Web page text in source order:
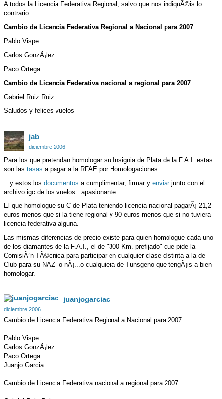
A todos la Licencia Federativa Regional, salvo que nos indiquÃ©is lo
contrario.
Cambio de Licencia Federativa Regional a Nacional para 2007
Pablo Vispe
Carlos GonzÃ¡lez
Paco Ortega
Cambio de Licencia Federativa nacional a regional para 2007
Gabriel Ruiz Ruiz
Saludos y felices vuelos
jab
diciembre 2006
Para los que pretendan homologar su Insignia de Plata de la F.A.I. estas
son las tasas a pagar a la RFAE por Homologaciones
...y estos los documentos a cumplimentar, firmar y enviar junto con el
archivo igc de los vuelos...apasionante.
El que homologue su C de Plata teniendo licencia nacional pagarÃ¡ 21,2
euros menos que si la tiene regional y 90 euros menos que si no tuviera
licencia federativa alguna.
Las mismas diferencias de precio existe para quien homologue cada uno
de los diamantes de la F.A.I., el de "300 Km. prefijado" que pide la
ComisiÃ³n TÃ©cnica para participar en cualquier clase distinta a la de
Club para su NAZI-o-nÃ¡...o cualquiera de Tunsgeno que tengÃ¡is a bien
homologar.
juanjogarciac
diciembre 2006
Cambio de Licencia Federativa Regional a Nacional para 2007
Pablo Vispe
Carlos GonzÃ¡lez
Paco Ortega
Juanjo Garcia
Cambio de Licencia Federativa nacional a regional para 2007